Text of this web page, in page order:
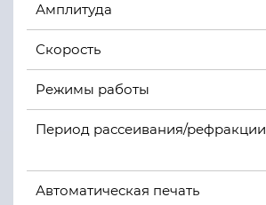
Амплитуда
Скорость
Режимы работы
Период рассеивания/рефракции
Автоматическая печать